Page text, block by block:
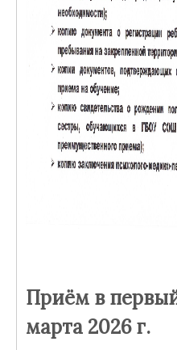
Приём в
марта 2026 г.